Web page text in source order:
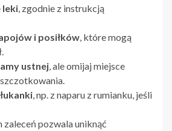
leki, zgodnie z instrukcją
i posiłków, które mogą
ustnej, ale omijaj miejsce
, np. z naparu z rumianku, jeśli
zaleceń pozwala uniknąć